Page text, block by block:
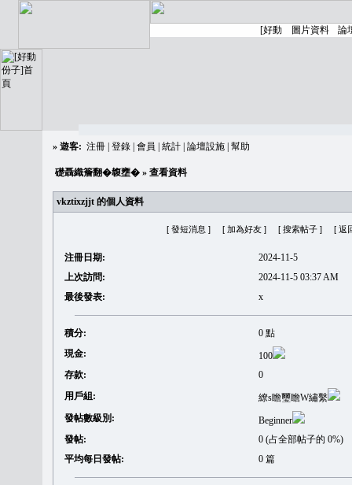
» 遊客: 注冊 登錄 會員 統計 論壇設施 幫助
礎聶織簷翻�䪖壅� » 查看資料
vkztixzjjt 的個人資料
[ 發短消息 ] [ 加為好友 ] [ 搜索帖子 ] [ 返
注冊日期:
2024-11-5
上次訪問:
2024-11-5 03:37 AM
最後發表:
x
積分:
0 點
現金:
100
存款:
0
用戶組:
繚s瞻璽瞻W繡繫
發帖數級別:
Beginner
發帖:
0 (占全部帖子的 0%)
平均每日發帖:
0 篇